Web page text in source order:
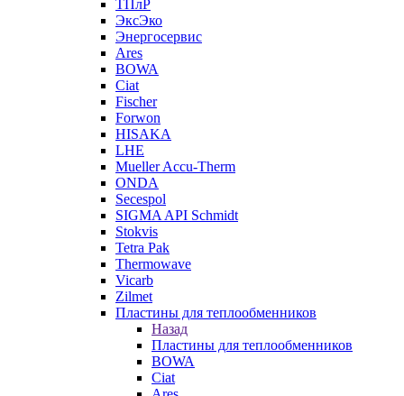
ТПлР
ЭксЭко
Энергосервис
Ares
BOWA
Ciat
Fischer
Forwon
HISAKA
LHE
Mueller Accu-Therm
ONDA
Secespol
SIGMA API Schmidt
Stokvis
Tetra Pak
Thermowave
Vicarb
Zilmet
Пластины для теплообменников
Назад
Пластины для теплообменников
BOWA
Ciat